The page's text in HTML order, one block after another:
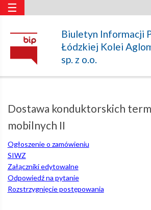
Dostawa
konduktorskich
mobilnych
II
–
Biuletyn Informacji
Łódzkiej Kolei
sp. z o.o.
☰
Dostawa konduktorskich
mobilnych II
Ogłoszenie o zamówieniu
SIWZ
Załączniki edytowalne
Odpowiedź na pytanie
Rozstrzygnięcie postępowania